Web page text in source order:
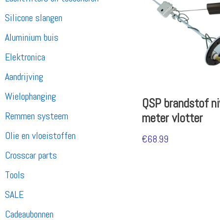
Silicone slangen
Aluminium buis
Elektronica
Aandrijving
Wielophanging
Remmen systeem
Olie en vloeistoffen
Crosscar parts
Tools
SALE
Cadeaubonnen
QSP brandstof
meter vlotter
€68.99